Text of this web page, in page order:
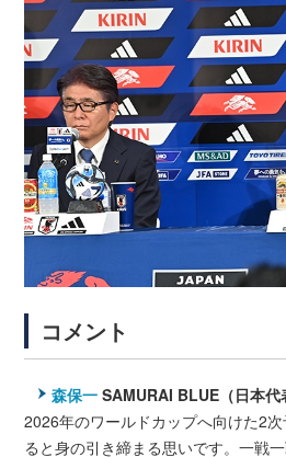
コメント
森保一 SAMURAI BLUE（日本代
2026年のワールドカップへ向けた2
ると身の引き締まる思いです。一戦